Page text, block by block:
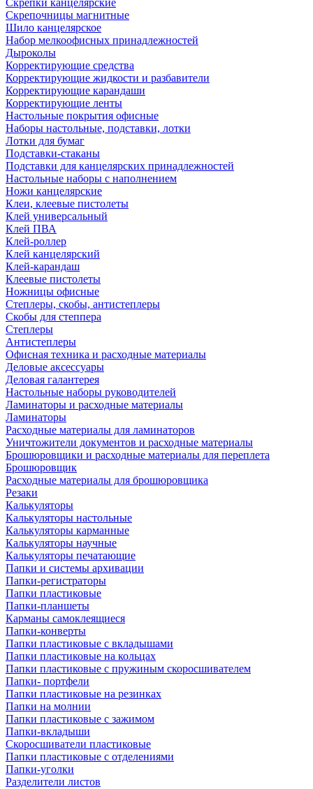
Скрепки канцелярские
Скрепочницы магнитные
Шило канцелярское
Набор мелкоофисных принадлежностей
Дыроколы
Корректирующие средства
Корректирующие жидкости и разбавители
Корректирующие карандаши
Корректирующие ленты
Настольные покрытия офисные
Наборы настольные, подставки, лотки
Лотки для бумаг
Подставки-стаканы
Подставки для канцелярских принадлежностей
Настольные наборы с наполнением
Ножи канцелярские
Клеи, клеевые пистолеты
Клей универсальный
Клей ПВА
Клей-роллер
Клей канцелярский
Клей-карандаш
Клеевые пистолеты
Ножницы офисные
Степлеры, скобы, антистеплеры
Скобы для степпера
Степлеры
Антистеплеры
Офисная техника и расходные материалы
Деловые аксессуары
Деловая галантерея
Настольные наборы руководителей
Ламинаторы и расходные материалы
Ламинаторы
Расходные материалы для ламинаторов
Уничтожители документов и расходные материалы
Брошюровщики и расходные материалы для переплета
Брошюровщик
Расходные материалы для брошюровщика
Резаки
Калькуляторы
Калькуляторы настольные
Калькуляторы карманные
Калькуляторы научные
Калькуляторы печатающие
Папки и системы архивации
Папки-регистраторы
Папки пластиковые
Папки-планшеты
Карманы самоклеящиеся
Папки-конверты
Папки пластиковые с вкладышами
Папки пластиковые на кольцах
Папки пластиковые с пружиным скоросшивателем
Папки- портфели
Папки пластиковые на резинках
Папки на молнии
Папки пластиковые с зажимом
Папки-вкладыши
Скоросшиватели пластиковые
Папки пластиковые с отделениями
Папки-уголки
Разделители листов